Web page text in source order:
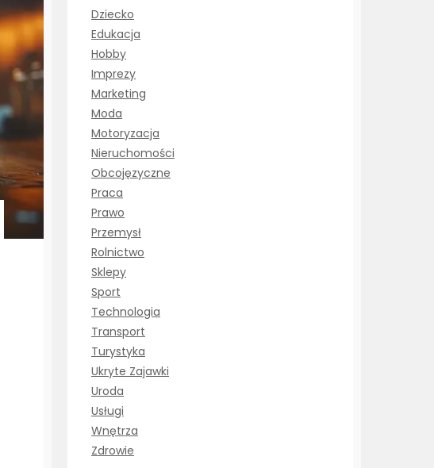
Dziecko
Edukacja
Hobby
Imprezy
Marketing
Moda
Motoryzacja
Nieruchomości
Obcojęzyczne
Praca
Prawo
Przemysł
Rolnictwo
Sklepy
Sport
Technologia
Transport
Turystyka
Ukryte Zajawki
Uroda
Usługi
Wnętrza
Zdrowie